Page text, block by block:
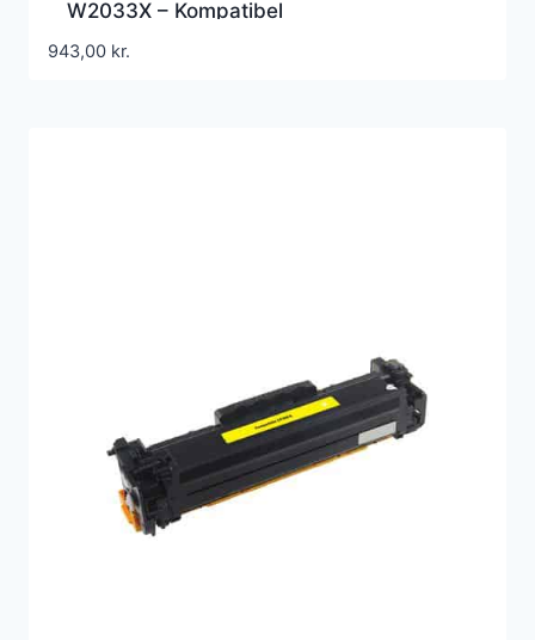
W2033X – Kompatibel
943,00 kr.